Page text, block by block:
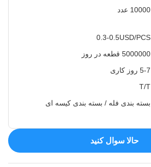
10000 عدد
0.3-0.5USD/PCS
5000000 قطعه در روز
5-7 روز کاری
T/T
بسته بندی فله / بسته بندی کیسه ای
حالا سوال کنيد